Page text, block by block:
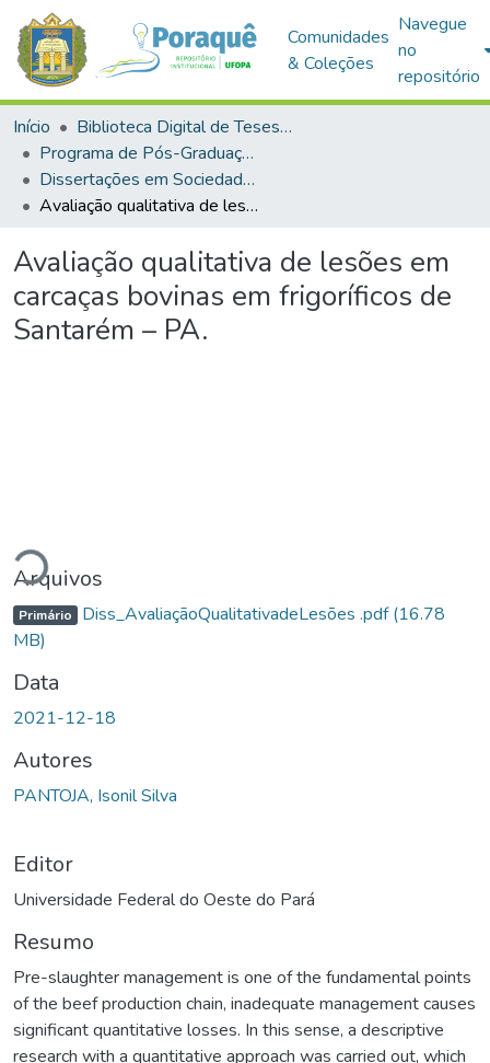
Comunidades
& Coleções
Navegue
no
repositório
Início
Biblioteca Digital de Teses e Dissertações (BDTD)
Programa de Pós-Graduação em Sociedade, Ambiente e Qualidade de Vida (PPGSAQ)
Dissertações em Sociedade, Ambiente e Qualidade de Vida (Mestrado)
Avaliação qualitativa de lesões em carcaças bovinas em frigoríficos de Santarém – PA.
Avaliação qualitativa de lesões em
carcaças bovinas em frigoríficos de
Santarém – PA.
Carregando...
Arquivos
Primário Diss_AvaliaçãoQualitativadeLesões .pdf(16.78
MB)
Data
2021-12-18
Autores
PANTOJA, Isonil Silva
Editor
Universidade Federal do Oeste do Pará
Resumo
Pre-slaughter management is one of the fundamental points
of the beef production chain, inadequate management causes
significant quantitative losses. In this sense, a descriptive
research with a quantitative approach was carried out, which